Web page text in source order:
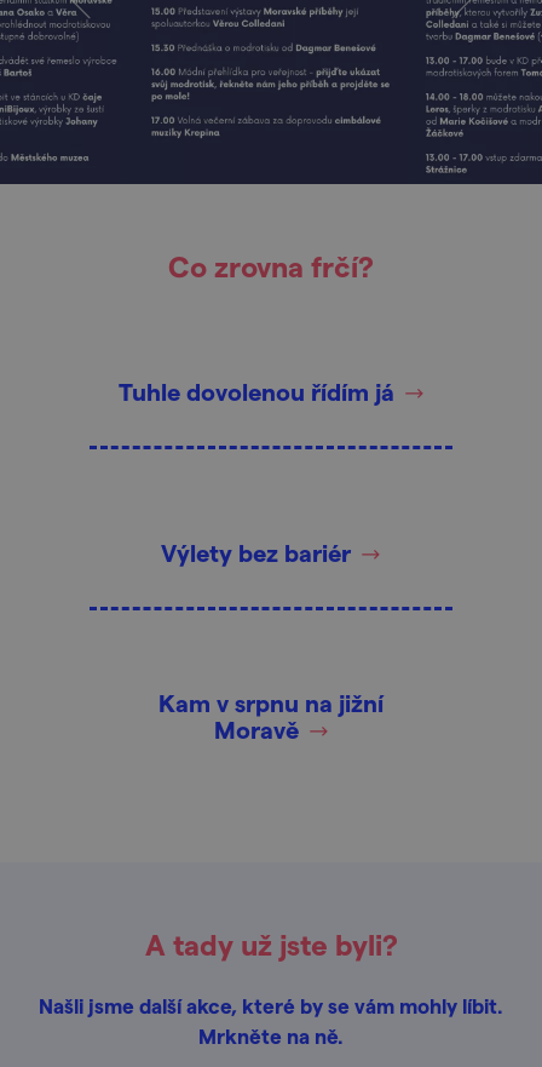
Co zrovna frčí?
Tuhle dovolenou řídím já
Výlety bez bariér
Kam v srpnu na jižní
Moravě
A tady už jste byli?
Našli jsme další akce, které by se vám mohly líbit.
Mrkněte na ně.